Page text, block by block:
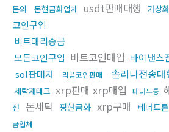
문의
돈현금화업체 usdt판매대행 가상
코인구입
비트대리송금
모든코인구입 비트코인매입 바이낸스
sol판매처 리플코인판매 솔라나전송대
세탁재테크 xrp판매 xrp매입 테더무통
전
돈세탁 핑현금화 xrp구매 테더트
금업체